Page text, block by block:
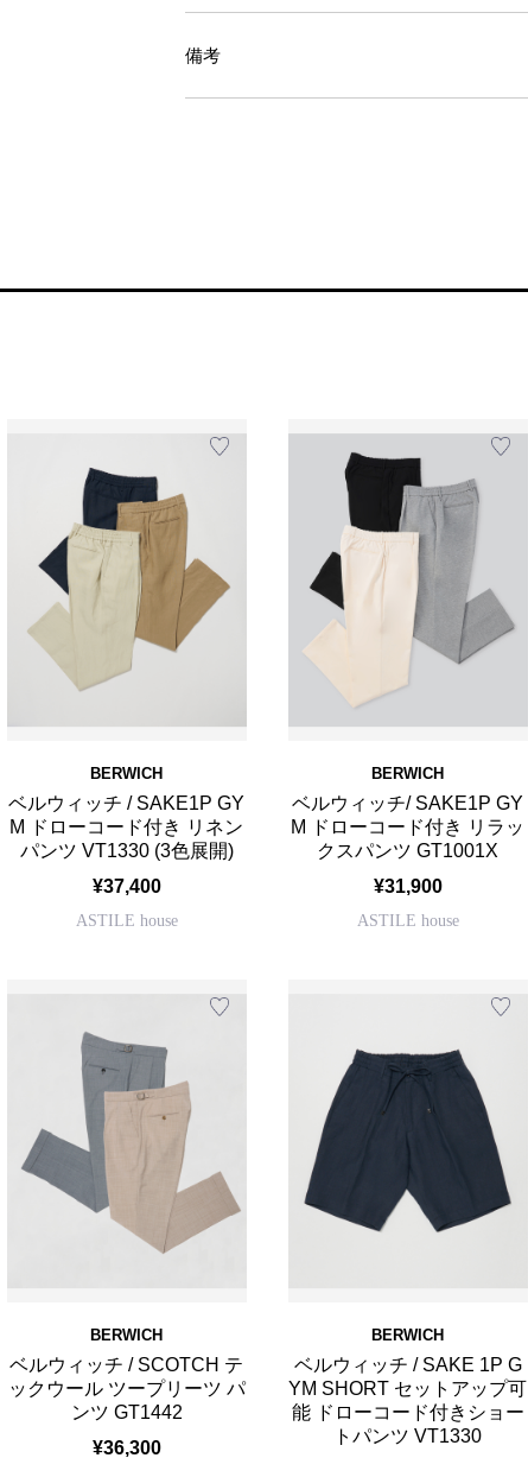
備考
BERWICH
ベルウィッチ / SAKE1P GY
M ドローコード付き リネン
パンツ VT1330 (3色展開)
¥37,400
ASTILE house
BERWICH
ベルウィッチ/ SAKE1P GY
M ドローコード付き リラッ
クスパンツ GT1001X
¥31,900
ASTILE house
BERWICH
ベルウィッチ / SCOTCH テ
ックウール ツープリーツ パ
ンツ GT1442
¥36,300
BERWICH
ベルウィッチ / SAKE 1P G
YM SHORT セットアップ可
能 ドローコード付きショー
トパンツ VT1330